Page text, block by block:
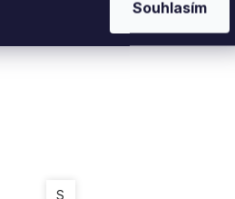
Souhlasím
S